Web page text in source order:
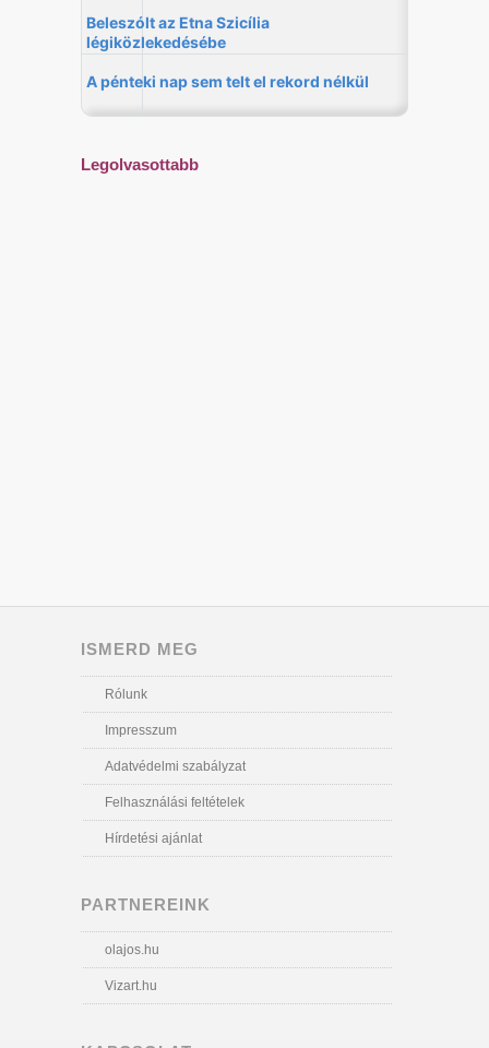
Legolvasottabb
ISMERD MEG
Rólunk
Impresszum
Adatvédelmi szabályzat
Felhasználási feltételek
Hírdetési ajánlat
PARTNEREINK
olajos.hu
Vizart.hu